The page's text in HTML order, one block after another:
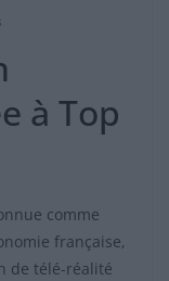
à Top
comme
française,
de télé-réalité